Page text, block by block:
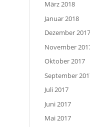
März 2018
Januar 2018
Dezember 2017
November
Oktober 2017
September
Juli 2017
Juni 2017
Mai 2017